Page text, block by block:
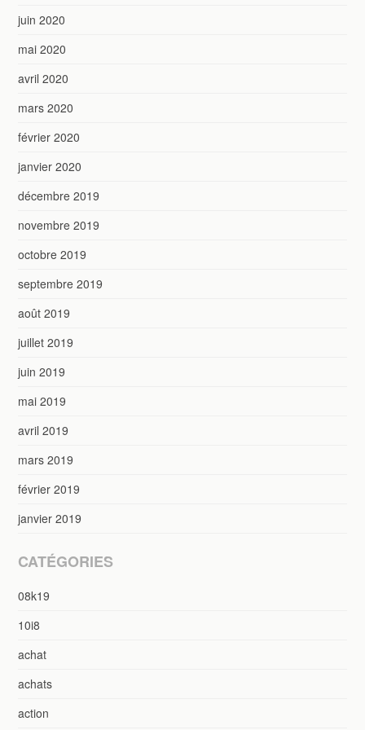
juin 2020
mai 2020
avril 2020
mars 2020
février 2020
janvier 2020
décembre 2019
novembre 2019
octobre 2019
septembre 2019
août 2019
juillet 2019
juin 2019
mai 2019
avril 2019
mars 2019
février 2019
janvier 2019
CATÉGORIES
08k19
10i8
achat
achats
action